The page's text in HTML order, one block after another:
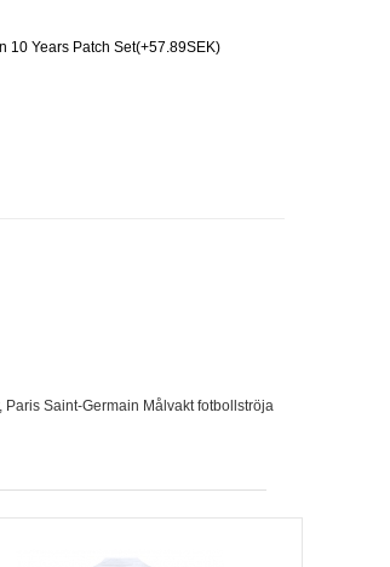
10 Years Patch Set(+57.89SEK)
, Paris Saint-Germain Målvakt fotbollströja